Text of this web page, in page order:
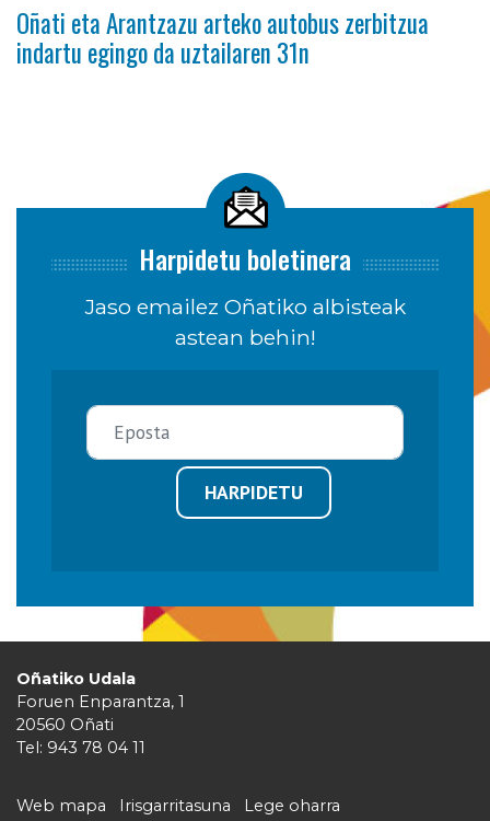
Oñati eta Arantzazu arteko autobus zerbitzua
indartu egingo da uztailaren 31n
Harpidetu boletinera
Jaso emailez Oñatiko albisteak
astean behin!
HARPIDETU
Oñatiko Udala
Foruen Enparantza, 1
20560 Oñati
Tel: 943 78 04 11
Web mapa Irisgarritasuna
Lege oharra